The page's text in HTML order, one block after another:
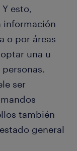
esto,
información
o por áreas
una u
ser
también
general